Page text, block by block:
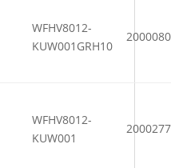
WFHV8012-
KUW001GRH10
WFHV8012-
KUW001